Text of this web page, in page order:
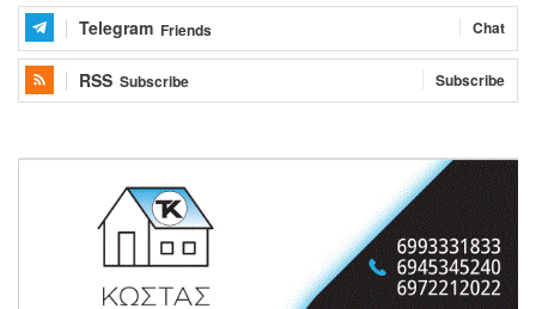
Telegram Friends Chat
RSS Subscribe Subscribe